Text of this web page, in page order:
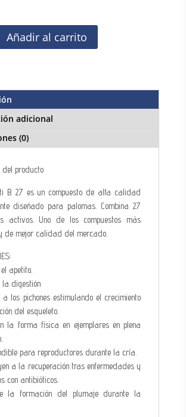
Añadir al carrito
adicional
(0)
del producto
B 27 es un compuesto de alta calidad
diseñado para palomas. Combina 27
activos. Uno de los compuestos más
de mejor calidad del mercado.
apetito.
la digestión
a los pichones estimulando el crecimiento
del esqueleto.
la forma física en ejemplares en plena
para reproductores durante la cría.
a la recuperación tras enfermedades y
con antibióticos.
la formación del plumaje durante la